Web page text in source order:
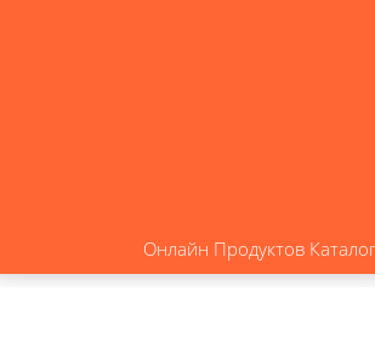
Онлайн Продуктов Каталог